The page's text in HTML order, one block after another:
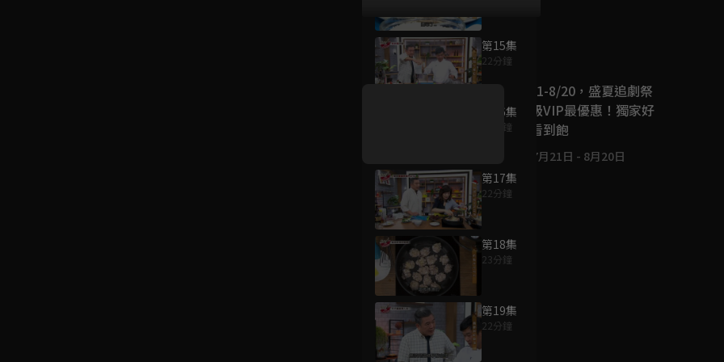
第15集
22分鐘
第16集
22分鐘
第17集
22分鐘
第18集
23分鐘
第19集
22分鐘
好康資訊
7/21-8/20，盛夏追劇祭
升級VIP最優惠！獨家好
戲看到飽
7月21日 - 8月20日